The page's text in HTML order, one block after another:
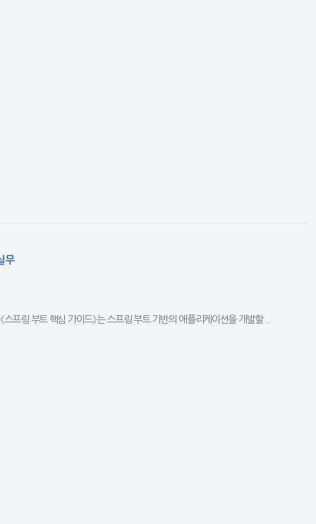
무
프링 부트 핵심 가이드》는 스프링 부트 기반의 애플리케이션을 개발할 ...